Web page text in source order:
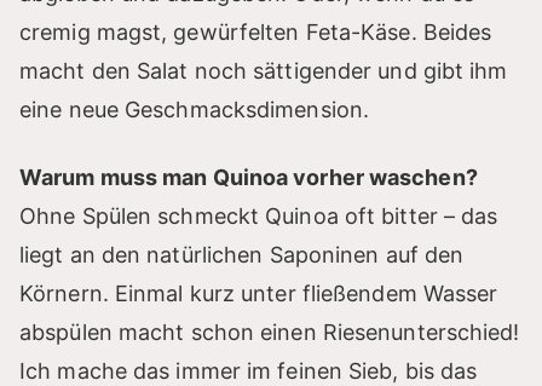
cremig magst, gewürfelten Feta-Käse. Beides
macht den Salat noch sättigender und gibt ihm
eine neue Geschmacksdimension.
Warum muss man Quinoa vorher waschen?
Ohne Spülen schmeckt Quinoa oft bitter – das
liegt an den natürlichen Saponinen auf den
Körnern. Einmal kurz unter fließendem Wasser
abspülen macht schon einen Riesenunterschied!
Ich mache das immer im feinen Sieb, bis das